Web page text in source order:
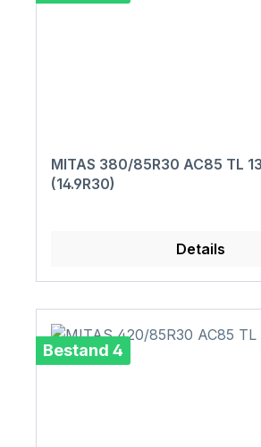
MITAS 380/85R30 AC85 TL
(14.9R30)
Details
Bestand 4